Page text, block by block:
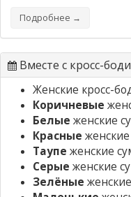
Подробнее →
Вместе с кросс-
Женские кросс-
Коричневые
Белые женские
Красные
Таупе женские
Серые женские
Зелёные